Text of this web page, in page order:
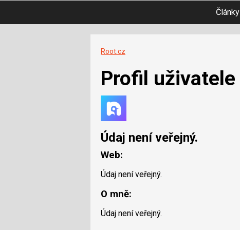
Články
Root.cz
Profil uživatele
Údaj není veřejný.
Web:
Údaj není veřejný.
O mně:
Údaj není veřejný.